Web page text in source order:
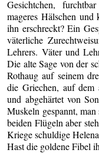
Gesichtchen,
mageres Hälschen und
ihn erschreckt? Ein
väterliche
Lehrers. Väter und
Die alte Sage von der
Rothaug auf seinem
die Griechen, auf dem
und abgehärtet von
Muskeln gespannt,
beiden Flügeln aber
Kriege schuldige
Hast die goldene Fibel